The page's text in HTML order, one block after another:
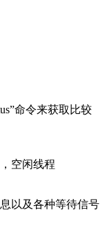
命令来获取比较
空闲线程
以及各种等待信号